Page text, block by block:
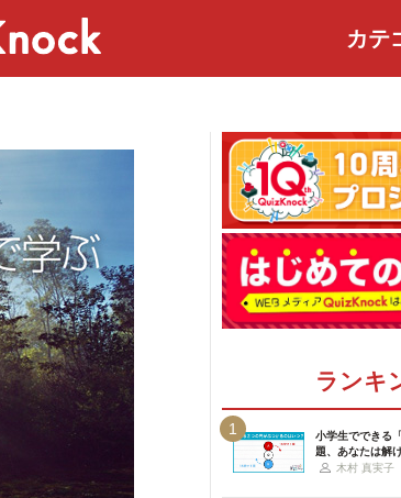
カテ
ランキ
1
小学生でできる
題、あなたは解
木村 真実子